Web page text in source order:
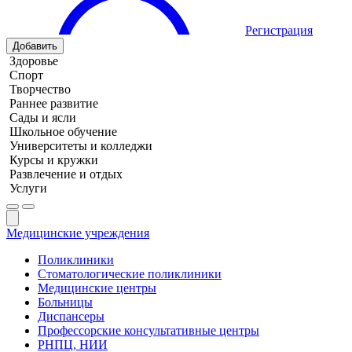
Регистрация
Добавить
Здоровье
Спорт
Творчество
Раннее развитие
Сады и ясли
Школьное обучение
Университеты и колледжи
Курсы и кружки
Развлечение и отдых
Услуги
Медицинские учреждения
Поликлиники
Стоматологические поликлиники
Медицинские центры
Больницы
Диспансеры
Профессорские консультативные центры
РНПЦ, НИИ